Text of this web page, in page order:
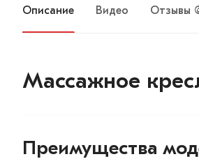
Описание Видео Отзывы
Массажное
Преимущества